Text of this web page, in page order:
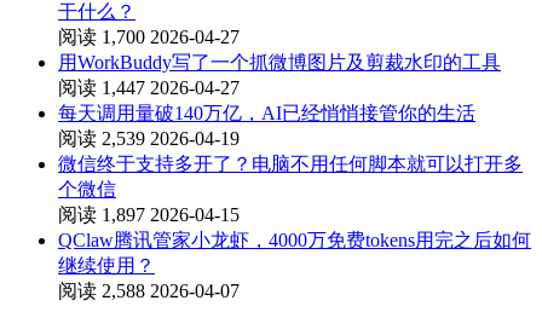
干什么？
阅读 1,700 2026-04-27
用WorkBuddy写了一个抓微博图片及剪裁水印的工具
阅读 1,447 2026-04-27
每天调用量破140万亿，AI已经悄悄接管你的生活
阅读 2,539 2026-04-19
微信终于支持多开了？电脑不用任何脚本就可以打开多
个微信
阅读 1,897 2026-04-15
QClaw腾讯管家小龙虾，4000万免费tokens用完之后如何
继续使用？
阅读 2,588 2026-04-07